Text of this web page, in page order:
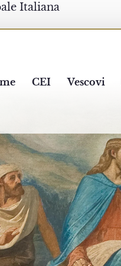
Italiana
CEI Vescovi